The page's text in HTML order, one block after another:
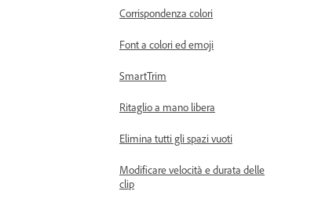
Corrispondenza colori
Font a colori ed emoji
SmartTrim
Ritaglio a mano libera
Elimina tutti gli spazi vuoti
Modificare velocità e durata delle
clip